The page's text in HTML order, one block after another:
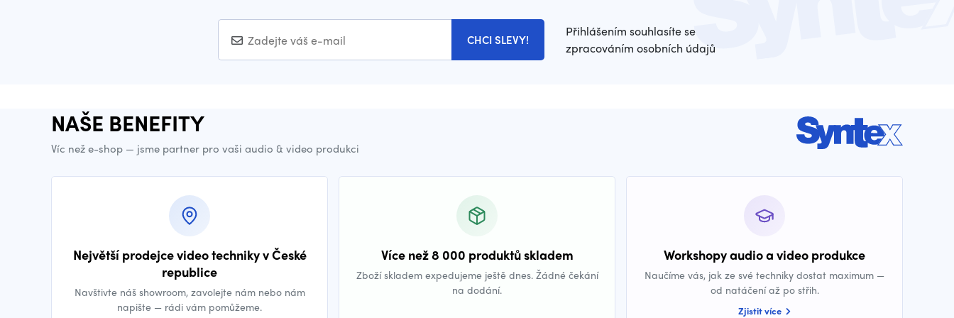
CHCI SLEVY!
Přihlášením souhlasíte se
zpracováním osobních údajů
NAŠE BENEFITY
Víc než e-shop — jsme partner pro vaši audio & video produkci
Největší prodejce video techniky v České
republice
Navštivte náš showroom, zavolejte nám nebo nám
napište — rádi vám pomůžeme.
Více než 8 000 produktů skladem
Zboží skladem expedujeme ještě dnes. Žádné čekání
na dodání.
Workshopy audio a video produkce
Naučíme vás, jak ze své techniky dostat maximum —
od natáčení až po střih.
Zjistit více